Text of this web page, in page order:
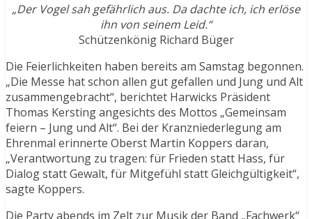
„Der Vogel sah gefährlich aus. Da dachte ich, ich erlöse
ihn von seinem Leid.“
Schützenkönig Richard Büger
Die Feierlichkeiten haben bereits am Samstag begonnen.
„Die Messe hat schon allen gut gefallen und Jung und Alt
zusammengebracht“, berichtet Harwicks Präsident
Thomas Kersting angesichts des Mottos „Gemeinsam
feiern – Jung und Alt“. Bei der Kranzniederlegung am
Ehrenmal erinnerte Oberst Martin Koppers daran,
„Verantwortung zu tragen: für Frieden statt Hass, für
Dialog statt Gewalt, für Mitgefühl statt Gleichgültigkeit“,
sagte Koppers.
Die Party abends im Zelt zur Musik der Band „Fachwerk“